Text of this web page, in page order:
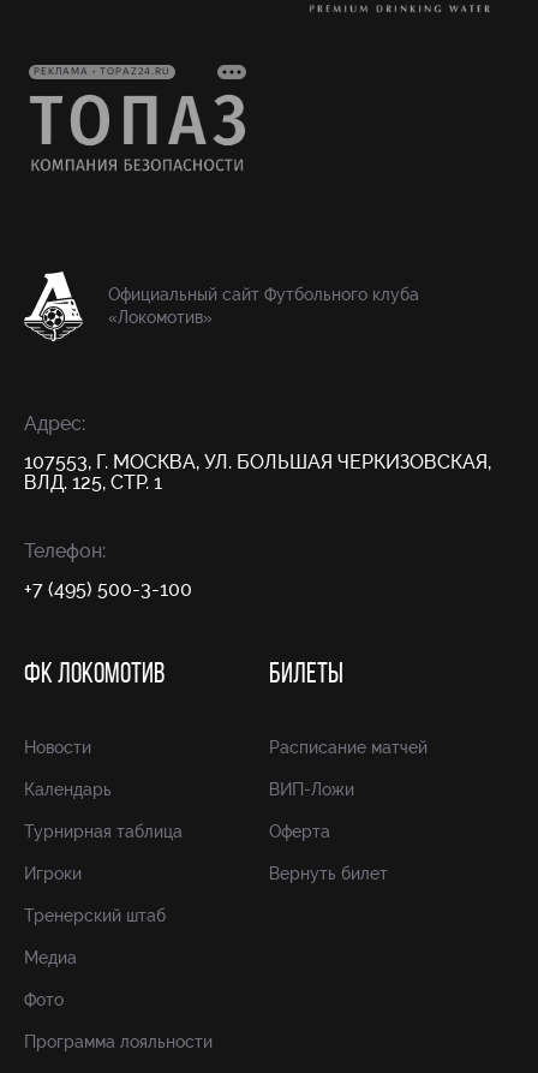
РЕКЛАМА • TOPAZ24.RU
Официальный сайт Футбольного клуба
«Локомотив»
Адрес:
107553, Г. МОСКВА, УЛ. БОЛЬШАЯ ЧЕРКИЗОВСКАЯ,
ВЛД. 125, СТР. 1
Телефон:
+7 (495) 500-3-100
ФК ЛОКОМОТИВ
Новости
Календарь
Турнирная таблица
Игроки
Тренерский штаб
Медиа
Фото
Программа лояльности
БИЛЕТЫ
Расписание матчей
ВИП-Ложи
Оферта
Вернуть билет